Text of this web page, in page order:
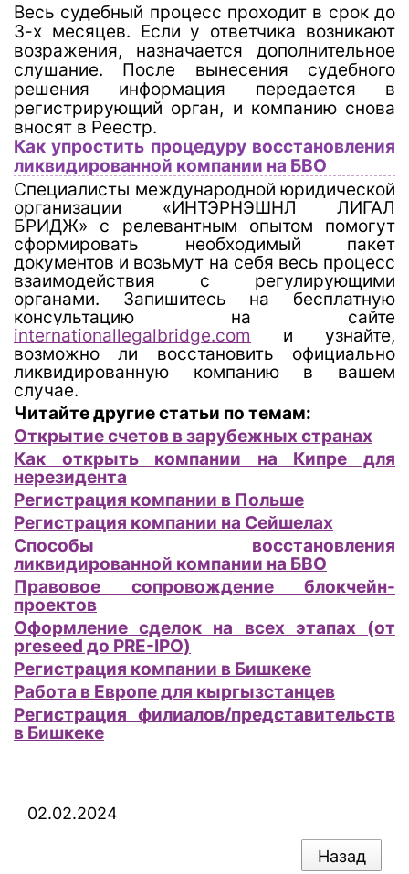
Весь судебный процесс проходит в срок до
3-х месяцев. Если у ответчика возникают
возражения, назначается дополнительное
слушание. После вынесения судебного
решения информация передается в
регистрирующий орган, и компанию снова
вносят в Реестр.
Как упростить процедуру восстановления
ликвидированной компании на БВО
Специалисты международной юридической
организации «ИНТЭРНЭШНЛ ЛИГАЛ
БРИДЖ» с релевантным опытом помогут
сформировать необходимый пакет
документов и возьмут на себя весь процесс
взаимодействия с регулирующими
органами. Запишитесь на бесплатную
консультацию на сайте
internationallegalbridge.com и узнайте,
возможно ли восстановить официально
ликвидированную компанию в вашем
случае.
Читайте другие статьи по темам:
Открытие счетов в зарубежных странах
Как открыть компании на Кипре для
нерезидента
Регистрация компании в Польше
Регистрация компании на Сейшелах
Способы восстановления
ликвидированной компании на БВО
Правовое сопровождение блокчейн-
проектов
Оформление сделок на всех этапах (от
preseed до PRE-IPO)
Регистрация компании в Бишкеке
Работа в Европе для кыргызстанцев
Регистрация филиалов/представительств
в Бишкеке
02.02.2024
Назад